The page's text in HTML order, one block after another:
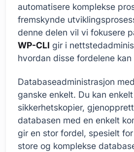
automatisere komplekse
fremskynde
denne delen vil vi fokusere
WP-CLI gir i
hvordan disse fordelene
Databaseadministrasjon med
ganske enkelt. Du kan
sikkerhetskopier,
databasen med en enkelt
gir en stor fordel, spesielt
store og komplekse